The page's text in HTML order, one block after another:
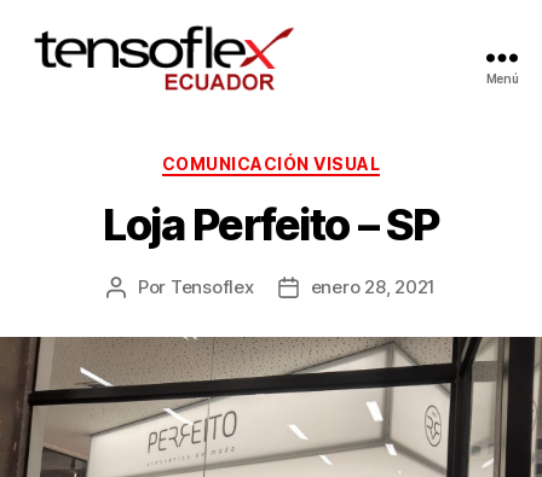
Menú
COMUNICACIÓN VISUAL
Loja Perfeito – SP
Por Tensoflex enero 28, 2021